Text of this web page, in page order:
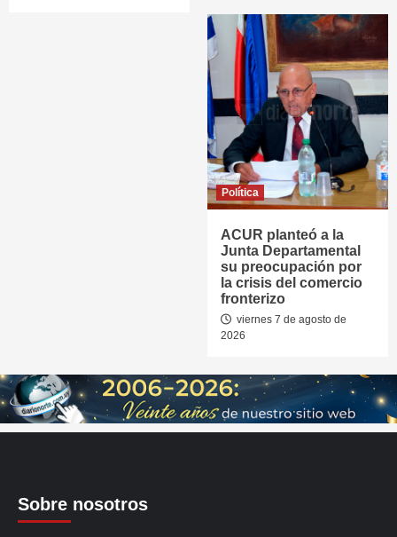
Política
ACUR planteó a la
Junta Departamental
su preocupación por
la crisis del comercio
fronterizo
viernes 7 de agosto de
2026
Sobre nosotros